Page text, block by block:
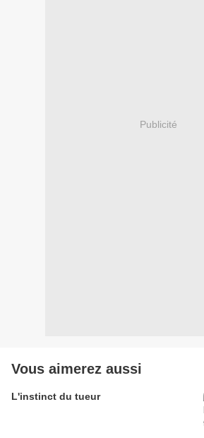
Publicité
Vous aimerez aussi
L'instinct du tueur